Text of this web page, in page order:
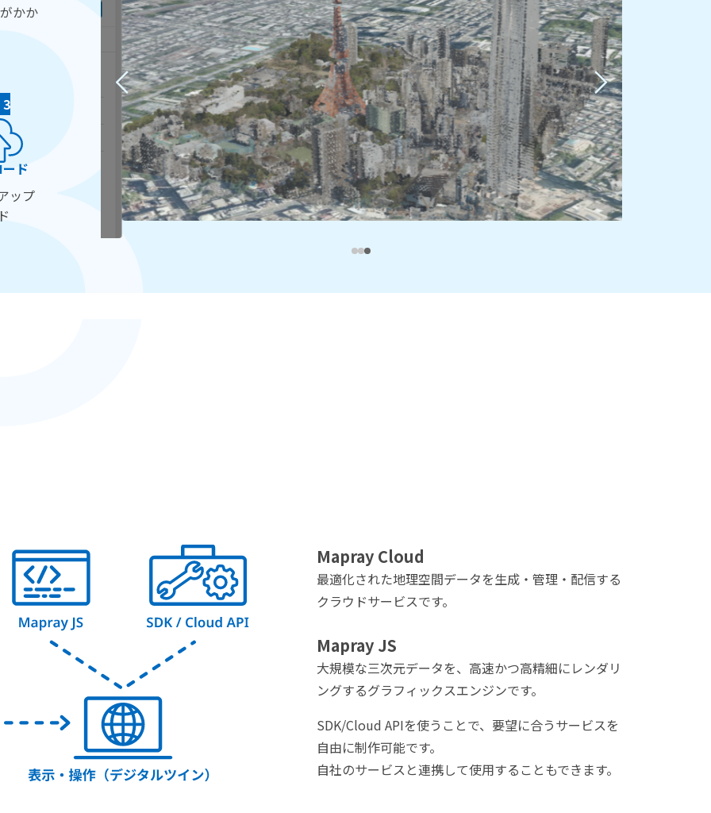
かか
ド
ップ
Mapray Cloud
最適化された地理空間データを生成・管理・配信する
クラウドサービスです。
Mapray JS
大規模な三次元データを、高速かつ高精細にレンダリ
ングするグラフィックスエンジンです。
SDK/Cloud APIを使うことで、要望に合うサービスを
自由に制作可能です。
自社のサービスと連携して使用することもできます。